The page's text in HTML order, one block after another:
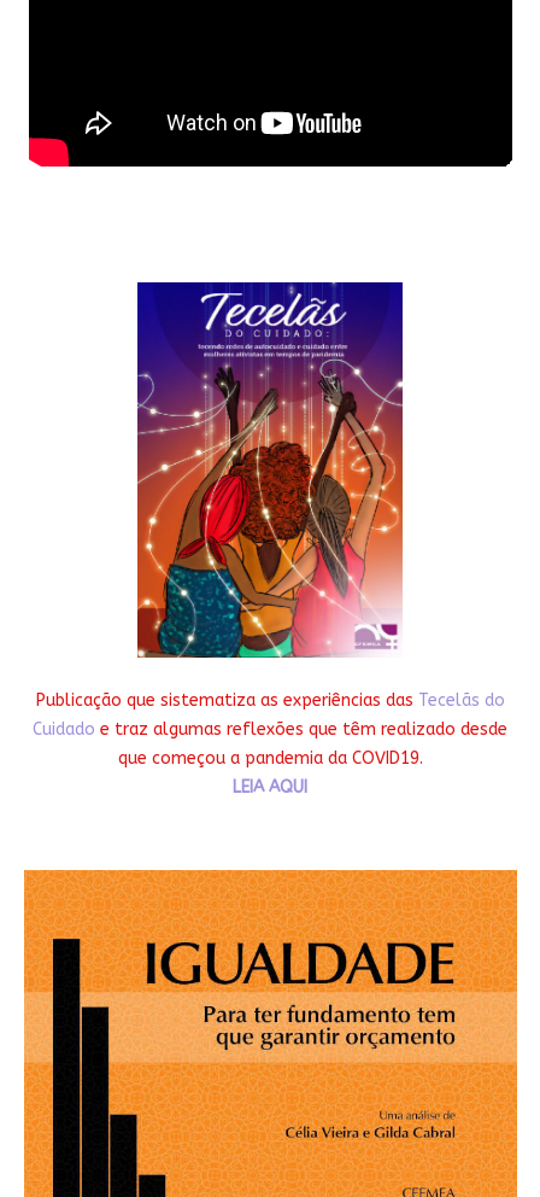
Publicação que sistematiza as experiências das Tecelãs do
Cuidado e traz algumas reflexões que têm realizado desde
que começou a pandemia da COVID19.
LEIA AQUI